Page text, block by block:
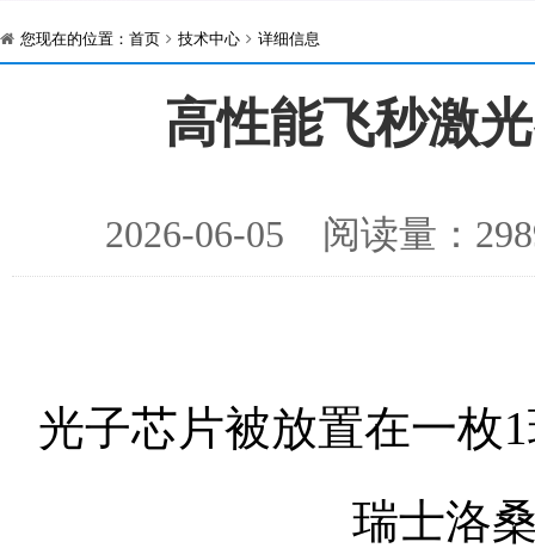
您现在的位置： 首页 技术中心 详细信息
高性能飞秒激
2026-06-05 阅读量：
光子芯片被放置在一枚
瑞士洛